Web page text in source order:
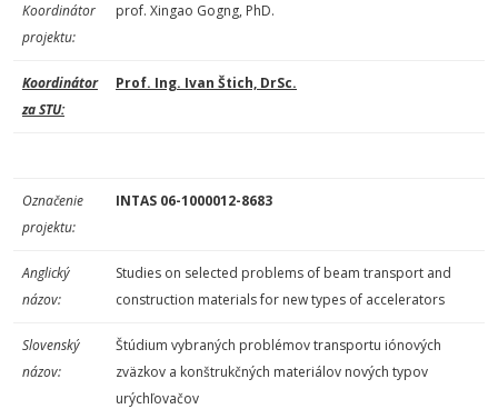
Koordinátor
projektu:
prof. Xingao Gogng, PhD.
Koordinátor
za STU:
Prof. Ing. Ivan Štich, DrSc.
Označenie
projektu:
INTAS 06-1000012-8683
Anglický
názov:
Studies on selected problems of beam transport and
construction materials for new types of accelerators
Slovenský
názov:
Štúdium vybraných problémov transportu iónových
zväzkov a konštrukčných materiálov nových typov
urýchľovačov